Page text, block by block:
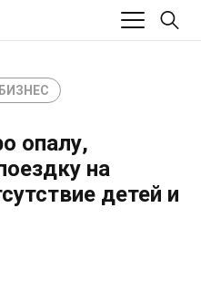
опалу,
на
детей и